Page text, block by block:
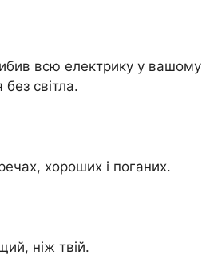
всю електрику у вашому
світла.
хороших і поганих.
ніж твій.